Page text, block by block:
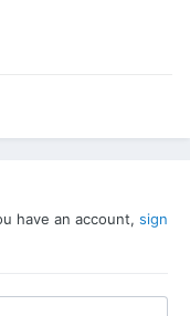
have an account, sign